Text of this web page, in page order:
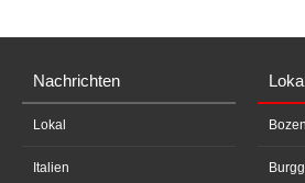
Nachrichten
Lokal
Italien
Bozen